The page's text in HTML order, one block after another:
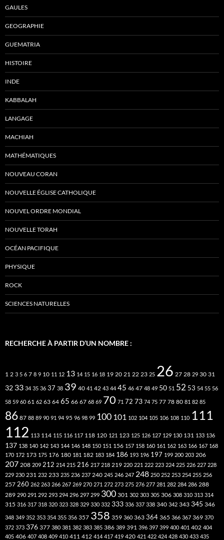
GAULES
GEOGRAPHIE
GUEMATRIA
HISTOIRE
INDE
KABBALAH
LANGAGE
MACHIAH
MATHÉMATIQUES
NOUVEAU CORAN
NOUVELLE ÉGLISE CATHOLIQUE
NOUVEL ORDRE MONDIAL
NOUVELLE TORAH
OCÉAN PACIFIQUE
PHYSIQUE
ROCK
SCIENCES NATURELLES
RECHERCHE À PARTIR D’UN NOMBRE :
1 2 3 5 6 7 8 9 10 11 12 13 14 15 16 18 19 20 21 22 23 25 26 27 28 29 30 31
32 33 34 35 36 37 38 39 40 41 42 43 44 45 46 47 48 49 50 51 52 53 54 55 56
58 59 60 61 62 63 64 65 66 67 68 69 70 71 72 73 74 75 77 78 80 81 82 85
86 87 88 89 90 91 94 95 96 98 99 100 101 102 104 105 106 108 110 111
112 113 114 115 116 117 118 120 121 123 125 126 127 129 130 131 133 136
137 138 140 142 143 144 146 148 150 151 156 157 158 160 161 162 163 166 167 168
170 172 173 175 176 180 181 182 183 184 186 193 196 197 199 200 203 206
207 208 209 212 214 215 216 217 218 219 220 221 222 223 224 225 226 227 228
229 230 231 232 233 235 236 237 240 245 246 247 248 250 252 253 254 255 256
257 260 262 263 266 267 269 270 271 272 273 275 276 277 281 282 284 286 288
289 290 291 292 293 294 296 297 299 300 301 302 303 305 306 308 310 313 314
315 316 317 318 320 323 328 329 330 332 333 336 337 338 340 342 343 345 346
348 349 352 353 354 355 356 357 358 359 360 363 364 365 366 367 369 370
372 373 376 377 380 381 382 383 385 386 389 391 396 397 399 400 401 402 404
405 406 407 408 409 410 411 412 414 417 419 420 421 422 424 428 430 433 435